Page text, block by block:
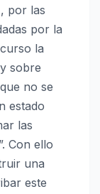
por las
por la
la
sobre
no se
estado
las
Con ello
una
este